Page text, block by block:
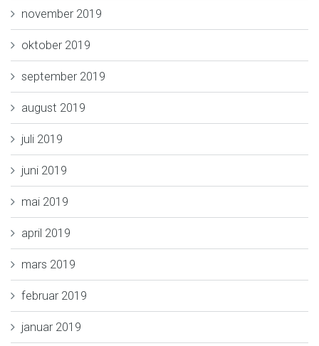
november 2019
oktober 2019
september 2019
august 2019
juli 2019
juni 2019
mai 2019
april 2019
mars 2019
februar 2019
januar 2019